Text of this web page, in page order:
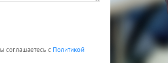
соглашаетесь с Политикой